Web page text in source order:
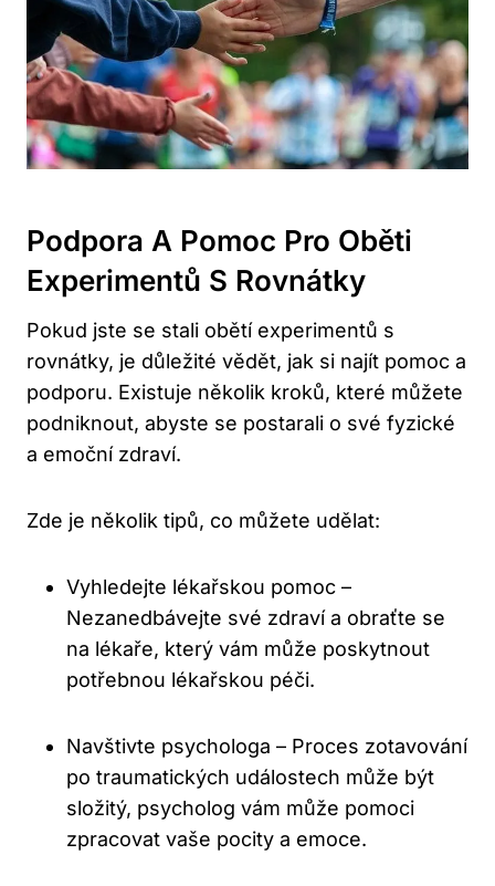
Podpora A Pomoc Pro Oběti
Experimentů S Rovnátky
Pokud jste se stali obětí experimentů s
rovnátky, je důležité vědět, jak si najít pomoc a
podporu. Existuje několik kroků, které můžete
podniknout, abyste se postarali o své fyzické
a emoční zdraví.
Zde je několik tipů, co můžete udělat:
Vyhledejte lékařskou pomoc –
Nezanedbávejte své zdraví a obraťte se
na lékaře, který vám může poskytnout
potřebnou lékařskou péči.
Navštivte psychologa – Proces zotavování
po traumatických událostech může být
složitý, psycholog vám může pomoci
zpracovat vaše pocity a emoce.